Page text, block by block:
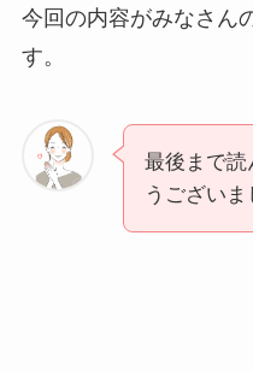
今回の内容がみなさん
す。
最後まで読
うございま